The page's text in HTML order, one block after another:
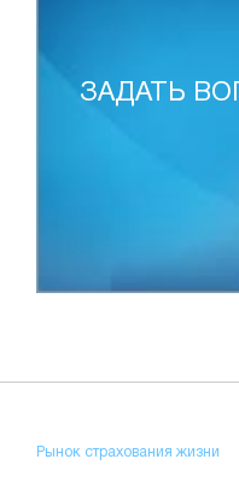
ЗАДАТЬ
Рынок страхования жизни